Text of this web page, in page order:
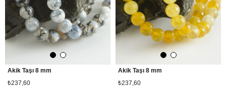
Akik Taşı 8 mm
₺237,60
Akik Taşı 8 mm
₺237,60